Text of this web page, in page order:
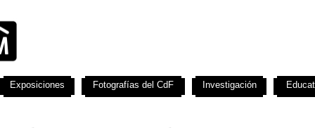
Exposiciones Fotografías del CdF Investigación